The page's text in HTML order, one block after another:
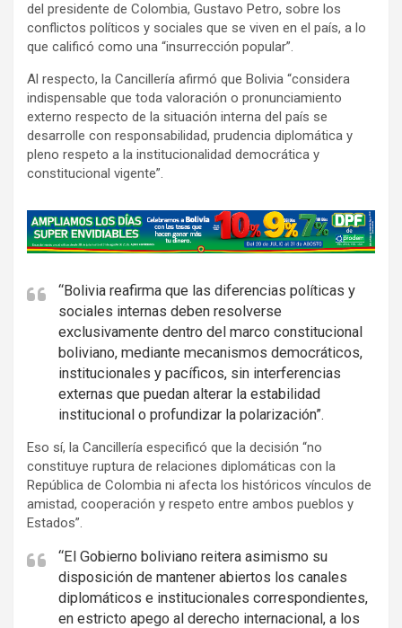
del presidente de Colombia, Gustavo Petro, sobre los
conflictos políticos y sociales que se viven en el país, a lo
que calificó como una “insurrección popular”.
Al respecto, la Cancillería afirmó que Bolivia “considera
indispensable que toda valoración o pronunciamiento
externo respecto de la situación interna del país se
desarrolle con responsabilidad, prudencia diplomática y
pleno respeto a la institucionalidad democrática y
constitucional vigente”.
A
d
e
e
n
t
:
“Bolivia reafirma que las diferencias políticas y
sociales internas deben resolverse
exclusivamente dentro del marco constitucional
boliviano, mediante mecanismos democráticos,
institucionales y pacíficos, sin interferencias
externas que puedan alterar la estabilidad
institucional o profundizar la polarización”.
Eso sí, la Cancillería especificó que la decisión “no
constituye ruptura de relaciones diplomáticas con la
República de Colombia ni afecta los históricos vínculos de
amistad, cooperación y respeto entre ambos pueblos y
Estados”.
“El Gobierno boliviano reitera asimismo su
disposición de mantener abiertos los canales
diplomáticos e institucionales correspondientes,
en estricto apego al derecho internacional, a los